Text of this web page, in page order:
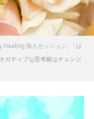
Healing 個人セッション,
「は
ネガティブな思考癖はチェンジ